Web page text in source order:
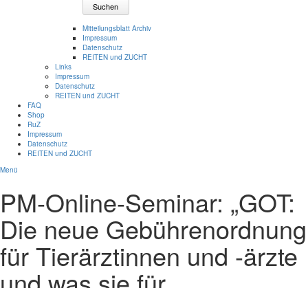
Suchen
Mitteilungsblatt Archiv
Impressum
Datenschutz
REITEN und ZUCHT
Links
Impressum
Datenschutz
REITEN und ZUCHT
FAQ
Shop
RuZ
Impressum
Datenschutz
REITEN und ZUCHT
Menü
PM-Online-Seminar: „GOT:
Die neue Gebührenordnung
für Tierärztinnen und -ärzte